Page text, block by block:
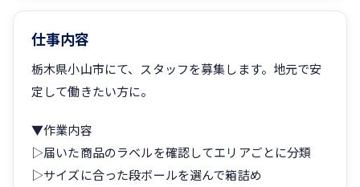
仕事内容
栃木県小山市にて、スタッフを募集します。地元で安
定して働きたい方に。
▼作業内容
▷届いた商品のラベルを確認してエリアごとに分類
▷サイズに合った段ボールを選んで箱詰め